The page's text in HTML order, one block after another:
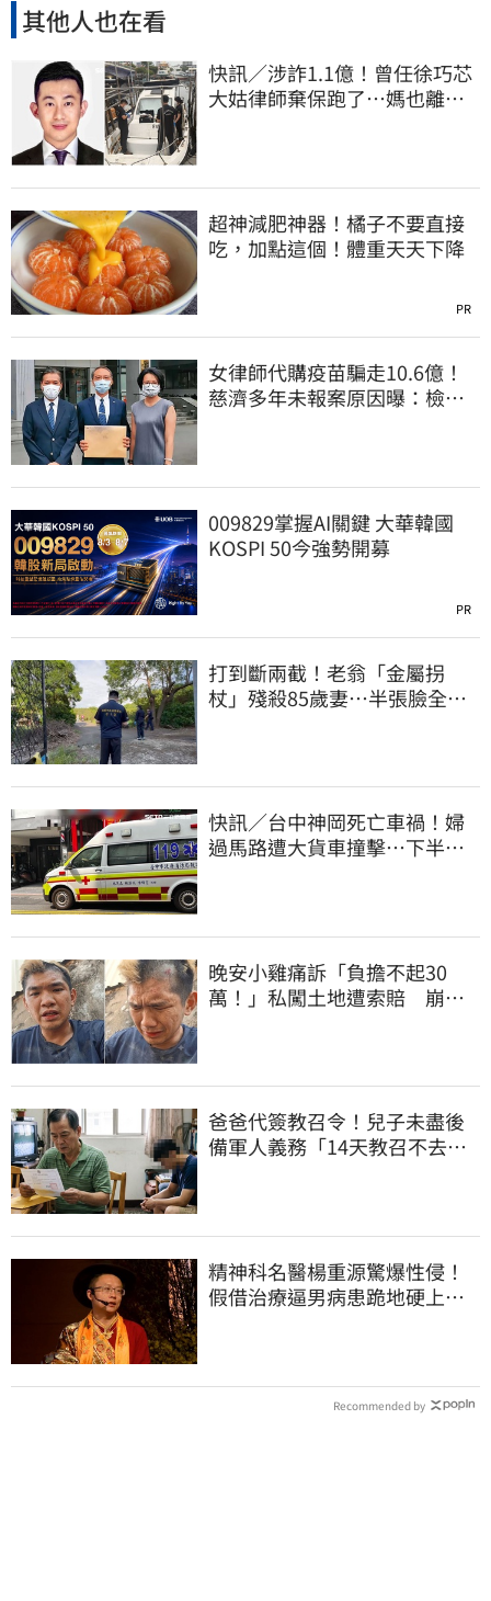
其他人也在看
快訊／涉詐1.1億！曾任徐巧芯
大姑律師棄保跑了…媽也離
超神減肥神器！橘子不要直接
吃，加點這個！體重天天下降
PR
女律師代購疫苗騙走10.6億！
慈濟多年未報案原因曝：檢警
009829掌握AI關鍵 大華韓國
KOSPI 50今強勢開募
PR
打到斷兩截！老翁「金屬拐
杖」殘殺85歲妻…半張臉全
快訊／台中神岡死亡車禍！婦
過馬路遭大貨車撞擊…下半身
晚安小雞痛訴「負擔不起30
萬！」私闖土地遭索賠 崩
爸爸代簽教召令！兒子未盡後
備軍人義務「14天教召不去」
精神科名醫楊重源驚爆性侵！
假借治療逼男病患跪地硬上…
Recommended by